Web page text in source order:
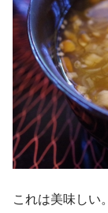
これは美味しい。